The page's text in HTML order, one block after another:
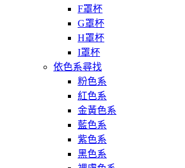
F罩杯
G罩杯
H罩杯
I罩杯
依色系尋找
粉色系
紅色系
金黃色系
藍色系
紫色系
黑色系